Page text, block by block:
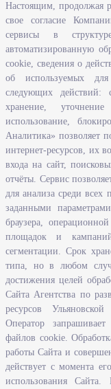
Исполнение бюджетных
Человеческий потенциал
Информационная
Перечень нормативно -
задачи и функции
и трудовых ресурсов
Развитие правовой
Ульяновской области
Информация
Законодательство
Льготы организациям
Иностранная рабочая
Информация об
Подпрограмма
Ульяновскую область
Рейтинг
Открытые данные
Настоящим, продолжая
свое согласие
сервисы в
автоматизированную
cookie, сведения о
об используемых
следующих действий:
хранение,
использование,
Аналитика» позволяет
интернет-ресурсов, их
входа на сайт,
отчёты. Сервис
для анализа среди всех
заданными
браузера,
площадок и
сегментации. Срок
типа, но в любом
достижения целей
Сайта Агентства по
ресурсов
Оператор
файлов cookie.
работы Сайта и
действует с момента
использования